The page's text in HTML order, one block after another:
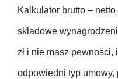
Kalkulator brutto –
składowe
zł i nie masz
odpowiedni typ